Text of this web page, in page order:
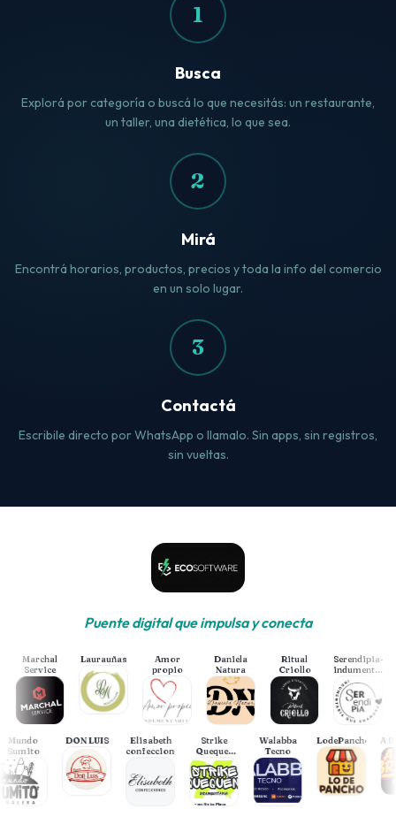
1
Busca
Explorá por categoría o buscá lo que necesitás: un restaurante,
un taller, una dietética, lo que sea.
2
Mirá
Encontrá horarios, productos, precios y toda la info del comercio
en un solo lugar.
3
Contactá
Escribile directo por WhatsApp o llamalo. Sin apps, sin registros,
sin vueltas.
Puente digital que impulsa y conecta
Marchal
Service
Laurauñas
Amor
propio
Daniela
Natura
Ritual
Criollo
Serendipia-
indumentaria
que
enamora
Mundo
Sumito
DON LUIS
Elisabeth
confecciones
Strike
Quequen
Strike
Playa
Walabba
Tecno
LodePancho